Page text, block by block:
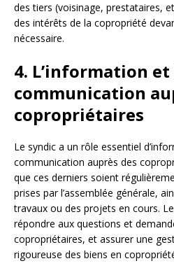
des tiers (voisinage, prestataires,
des intérêts de la copropriété
nécessaire.
4. L’information et
communication
copropriétaires
Le syndic a un rôle essentiel
communication auprès des
que ces derniers soient
prises par l’assemblée générale,
travaux ou des projets en cours.
répondre aux questions et
copropriétaires, et assurer une
rigoureuse des biens en